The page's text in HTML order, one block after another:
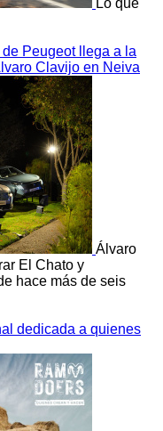
Lo que
Peugeot llega a la
Clavijo en Neiva
Álvaro
El Chato y
hace más de seis
dedicada a quienes